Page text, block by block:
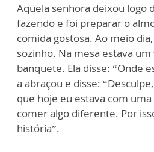
Aquela senhora deixou logo
fazendo e foi preparar o
comida gostosa. Ao meio
sozinho. Na mesa estava
banquete. Ela disse: “Onde
a abraçou e disse:
que hoje eu estava com
comer algo diferente. Por
história”.